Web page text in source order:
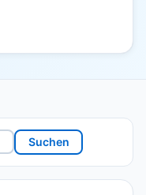
Suchen